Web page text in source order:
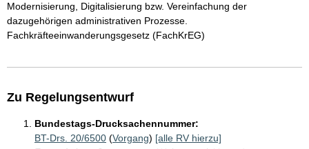
Modernisierung, Digitalisierung bzw. Vereinfachung der
dazugehörigen administrativen Prozesse.
Fachkräfteeinwanderungsgesetz (FachKrEG)
Zu Regelungsentwurf
Bundestags-Drucksachennummer:
BT-Drs. 20/6500 (Vorgang) [alle RV hierzu]